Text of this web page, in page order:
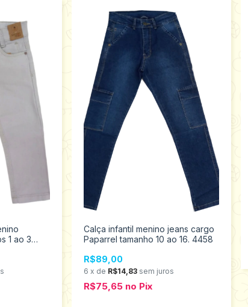
1 ao 3
Calça infantil menino jeans cargo
Paparrel tamanho 10 ao 16. 4458
R$89,00
6 x de R$14,83 sem juros
R$75,65 no Pix